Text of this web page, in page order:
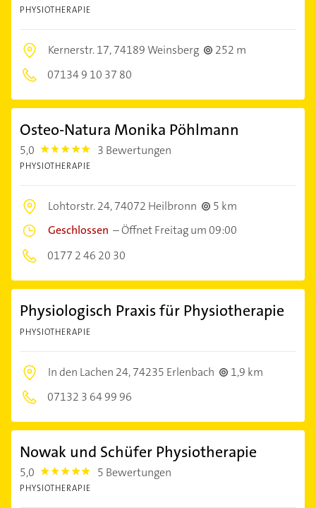
PHYSIOTHERAPIE
Kernerstr. 17,74189 Weinsberg
252 m
07134 9 10 37 80
Osteo-Natura Monika Pöhlmann
5,0 5.0 3 Bewertungen
PHYSIOTHERAPIE
Lohtorstr. 24,74072 Heilbronn
5 km
Geschlossen –Öffnet Freitag um 09:00
0177 2 46 20 30
Physiologisch Praxis für Physiotherapie
PHYSIOTHERAPIE
In den Lachen 24,74235 Erlenbach
1,9 km
07132 3 64 99 96
Nowak und Schüfer Physiotherapie
5,0 5.0 5 Bewertungen
PHYSIOTHERAPIE